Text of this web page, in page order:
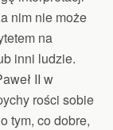
nim nie może
na
inni ludzie.
II w
rości sobie
tym, co dobre,